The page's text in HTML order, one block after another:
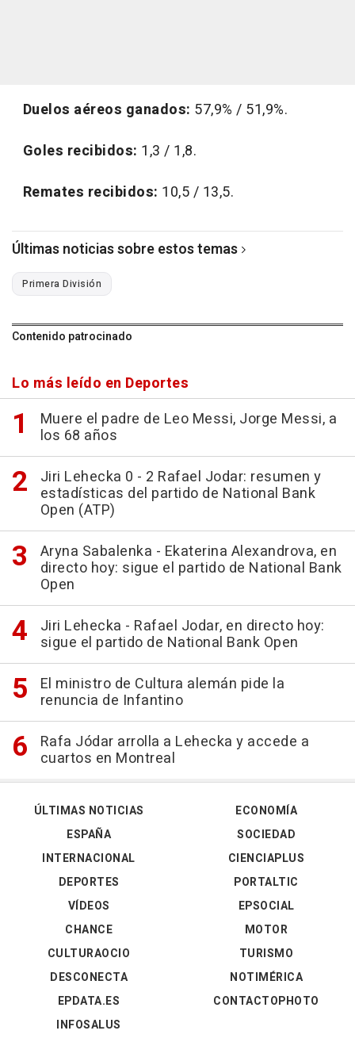
Duelos aéreos ganados: 57,9% / 51,9%.
Goles recibidos: 1,3 / 1,8.
Remates recibidos: 10,5 / 13,5.
Últimas noticias sobre estos temas
Primera División
Contenido patrocinado
Lo más leído en Deportes
Muere el padre de Leo Messi, Jorge Messi, a
los 68 años
Jiri Lehecka 0 - 2 Rafael Jodar: resumen y
estadísticas del partido de National Bank
Open (ATP)
Aryna Sabalenka - Ekaterina Alexandrova, en
directo hoy: sigue el partido de National Bank
Open
Jiri Lehecka - Rafael Jodar, en directo hoy:
sigue el partido de National Bank Open
El ministro de Cultura alemán pide la
renuncia de Infantino
Rafa Jódar arrolla a Lehecka y accede a
cuartos en Montreal
ÚLTIMAS NOTICIAS
ESPAÑA
INTERNACIONAL
DEPORTES
VÍDEOS
ECONOMÍA
SOCIEDAD
CIENCIAPLUS
PORTALTIC
EPSOCIAL
CHANCE
CULTURAOCIO
DESCONECTA
EPDATA.ES
INFOSALUS
MOTOR
TURISMO
NOTIMÉRICA
CONTACTOPHOTO